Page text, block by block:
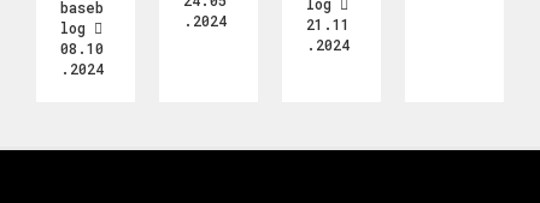
baseb
log
08.10
.2024
.2024
21.11
.2024